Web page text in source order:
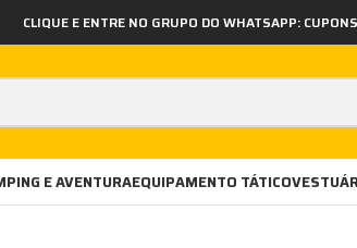
CLIQUE E ENTRE NO GRUPO DO WHATSAPP:
E AVENTURAEQUIPAMENTO TÁTICO